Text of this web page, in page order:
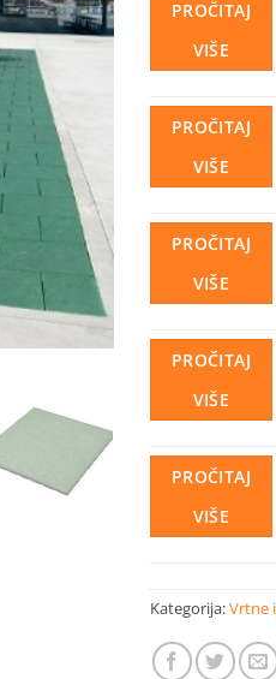
PROČITAJ
VIŠE
PROČITAJ
VIŠE
PROČITAJ
VIŠE
PROČITAJ
VIŠE
PROČITAJ
VIŠE
Kategorija:Vrtne